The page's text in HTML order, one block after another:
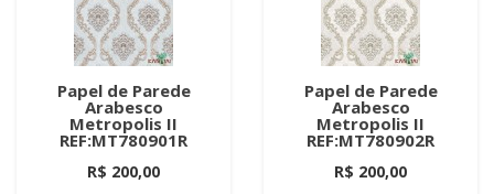
Papel de Parede
Arabesco
Metropolis II
REF:MT780901R
R$ 200,00
Papel de Parede
Arabesco
Metropolis II
REF:MT780902R
R$ 200,00